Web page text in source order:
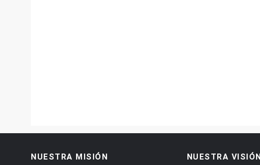
NUESTRA MISIÓN NUESTRA VISIÓN